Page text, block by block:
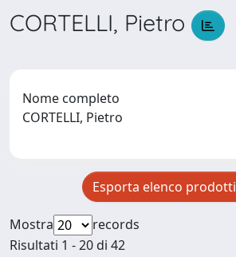
CORTELLI, Pietro
Nome completo
CORTELLI, Pietro
Esporta elenco prodotti
Mostra
records
Risultati 1 - 20 di 42